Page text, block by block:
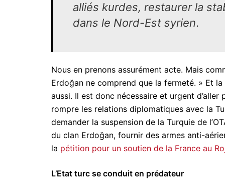
alliés kurdes, restaurer la
dans le Nord-Est syrien.
Nous en prenons assurément acte. Mais
Erdoğan ne comprend que la fermeté. » Et la
aussi. Il est donc nécessaire et urgent
rompre les relations diplomatiques avec la
demander la suspension de la Turquie de
du clan Erdoğan, fournir des armes anti-
la pétition pour un soutien de la France au
L’Etat turc se conduit en prédateur